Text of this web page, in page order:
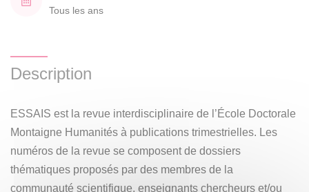
Tous les ans
Description
ESSAIS est la revue interdisciplinaire de l’École Doctorale
Montaigne Humanités à publications trimestrielles. Les
numéros de la revue se composent de dossiers
thématiques proposés par des membres de la
communauté scientifique, enseignants chercheurs et/ou